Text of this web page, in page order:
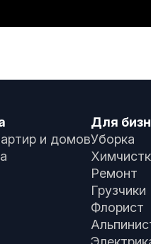
и домов
Для
Уборка
Ремонт
Грузчики
Флорист